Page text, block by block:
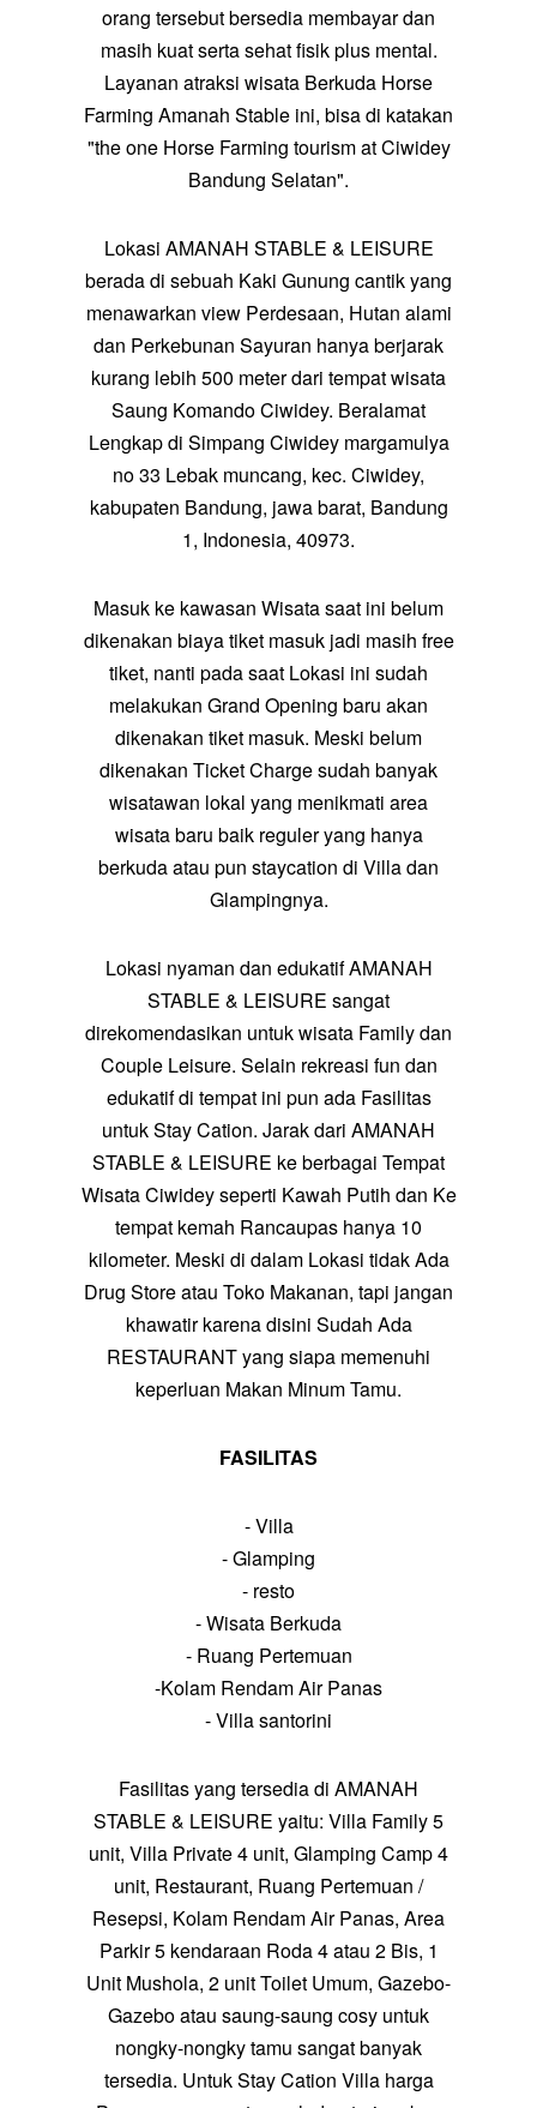
orang tersebut bersedia membayar dan
masih kuat serta sehat fisik plus mental.
Layanan atraksi wisata Berkuda Horse
Farming Amanah Stable ini, bisa di katakan
"the one Horse Farming tourism at Ciwidey
Bandung Selatan".
Lokasi AMANAH STABLE & LEISURE
berada di sebuah Kaki Gunung cantik yang
menawarkan view Perdesaan, Hutan alami
dan Perkebunan Sayuran hanya berjarak
kurang lebih 500 meter dari tempat wisata
Saung Komando Ciwidey. Beralamat
Lengkap di Simpang Ciwidey margamulya
no 33 Lebak muncang, kec. Ciwidey,
kabupaten Bandung, jawa barat, Bandung
1, Indonesia, 40973.
Masuk ke kawasan Wisata saat ini belum
dikenakan biaya tiket masuk jadi masih free
tiket, nanti pada saat Lokasi ini sudah
melakukan Grand Opening baru akan
dikenakan tiket masuk. Meski belum
dikenakan Ticket Charge sudah banyak
wisatawan lokal yang menikmati area
wisata baru baik reguler yang hanya
berkuda atau pun staycation di Villa dan
Glampingnya.
Lokasi nyaman dan edukatif AMANAH
STABLE & LEISURE sangat
direkomendasikan untuk wisata Family dan
Couple Leisure. Selain rekreasi fun dan
edukatif di tempat ini pun ada Fasilitas
untuk Stay Cation. Jarak dari AMANAH
STABLE & LEISURE ke berbagai Tempat
Wisata Ciwidey seperti Kawah Putih dan Ke
tempat kemah Rancaupas hanya 10
kilometer. Meski di dalam Lokasi tidak Ada
Drug Store atau Toko Makanan, tapi jangan
khawatir karena disini Sudah Ada
RESTAURANT yang siapa memenuhi
keperluan Makan Minum Tamu.
FASILITAS
- Villa
- Glamping
- resto
- Wisata Berkuda
- Ruang Pertemuan
-Kolam Rendam Air Panas
- Villa santorini
Fasilitas yang tersedia di AMANAH
STABLE & LEISURE yaitu: Villa Family 5
unit, Villa Private 4 unit, Glamping Camp 4
unit, Restaurant, Ruang Pertemuan /
Resepsi, Kolam Rendam Air Panas, Area
Parkir 5 kendaraan Roda 4 atau 2 Bis, 1
Unit Mushola, 2 unit Toilet Umum, Gazebo-
Gazebo atau saung-saung cosy untuk
nongky-nongky tamu sangat banyak
tersedia. Untuk Stay Cation Villa harga